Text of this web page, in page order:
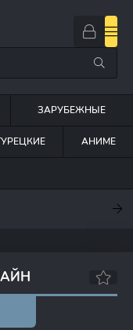
ЗАРУБЕЖНЫЕ
АНИМЕ